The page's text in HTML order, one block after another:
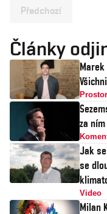
Předchozí
Články
Marek
za
Jak
se
Video
Milan